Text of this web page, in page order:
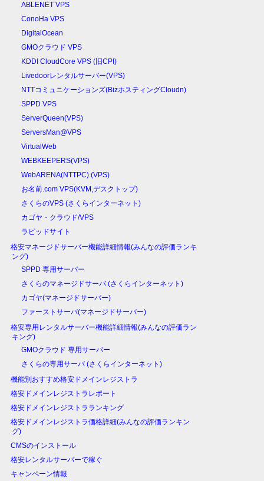
ABLENET VPS
ConoHa VPS
DigitalOcean
GMOクラウド VPS
KDDI CloudCore VPS (旧CPI)
Livedoorレンタルサーバー(VPS)
NTTコミュニケーションズ(BizホスティングCloudn)
SPPD VPS
ServerQueen(VPS)
ServersMan@VPS
VirtualWeb
WEBKEEPERS(VPS)
WebARENA(NTTPC) (VPS)
お名前.com VPS(KVM,デスクトップ)
さくらのVPS (さくらインターネット)
カゴヤ・クラウド/VPS
ラピッドサイト
格安マネージドサーバー機能詳細情報(みんなの評価ランキ
ング)
SPPD 専用サーバー
さくらのマネージドサーバ (さくらインターネット)
カゴヤ(マネージドサーバー)
ファーストサーバ(マネージドサーバー)
格安専用レンタルサーバー機能詳細情報(みんなの評価ラン
キング)
GMOクラウド 専用サーバー
さくらの専用サーバ (さくらインターネット)
機能別おすすめ格安ドメインレジストラ
格安ドメインレジストラレポート
格安ドメインレジストラランキング
格安ドメインレジストラ価格詳細(みんなの評価ランキン
グ)
CMSのインストール
格安レンタルサーバーで稼ぐ
キャンペーン情報